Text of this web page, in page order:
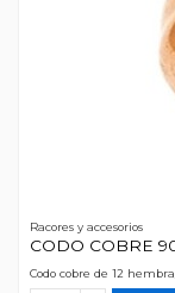
Racores y accesorios
CODO COBRE
Codo cobre de 12